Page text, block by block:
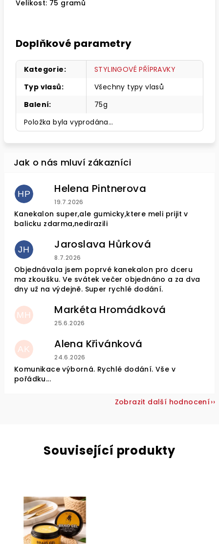
Velikost: 75 gramů
Doplňkové parametry
Kategorie:
STYLINGOVÉ PŘÍPRAVKY
Typ vlasů:
Všechny typy vlasů
Balení:
75g
Položka byla vyprodána…
HP Helena Pintnerova
Hodnocení obchodu je 4 z 5 hvězdiček.
19.7.2026
Kanekalon super,ale gumicky,ktere meli prijit v
balicku zdarma,nedirazili
JH Jaroslava Hůrková
Hodnocení obchodu je 5 z 5 hvězdiček.
8.7.2026
Objednávala jsem poprvé kanekalon pro dceru
ma zkoušku. Ve svátek večer objednáno a za dva
dny už na výdejně. Super rychlé dodání.
MH Markéta Hromádková
Hodnocení obchodu je 5 z 5 hvězdiček.
25.6.2026
AK Alena Křivánková
Hodnocení obchodu je 5 z 5 hvězdiček.
24.6.2026
Komunikace výborná. Rychlé dodání. Vše v
pořádku...
Zobrazit další hodnocení
Související produkty